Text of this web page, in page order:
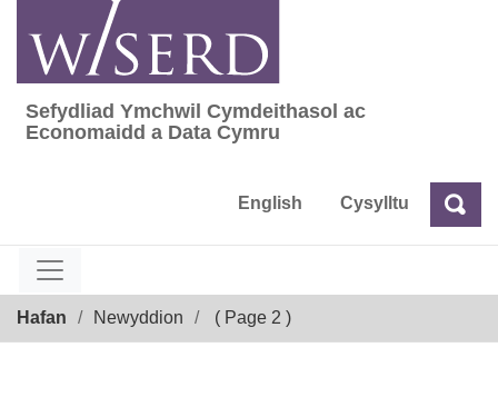
content
Sefydliad Ymchwil Cymdeithasol ac
Sefydliad Ymchwil Cymdeithasol ac
Economaidd a Data Cymru
English Cysylltu Chwilio
Hafan Newyddion ( Page 2 )